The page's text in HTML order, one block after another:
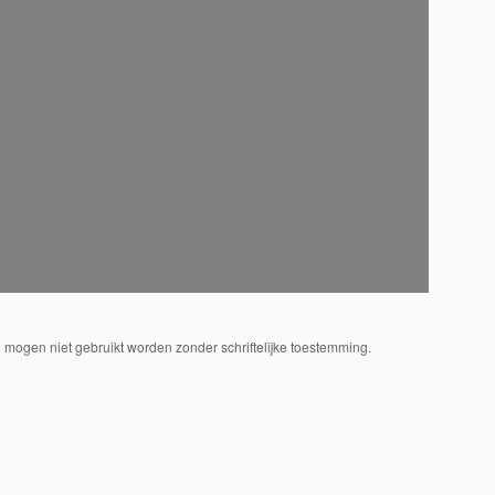
niet gebruikt worden zonder schriftelijke toestemming.